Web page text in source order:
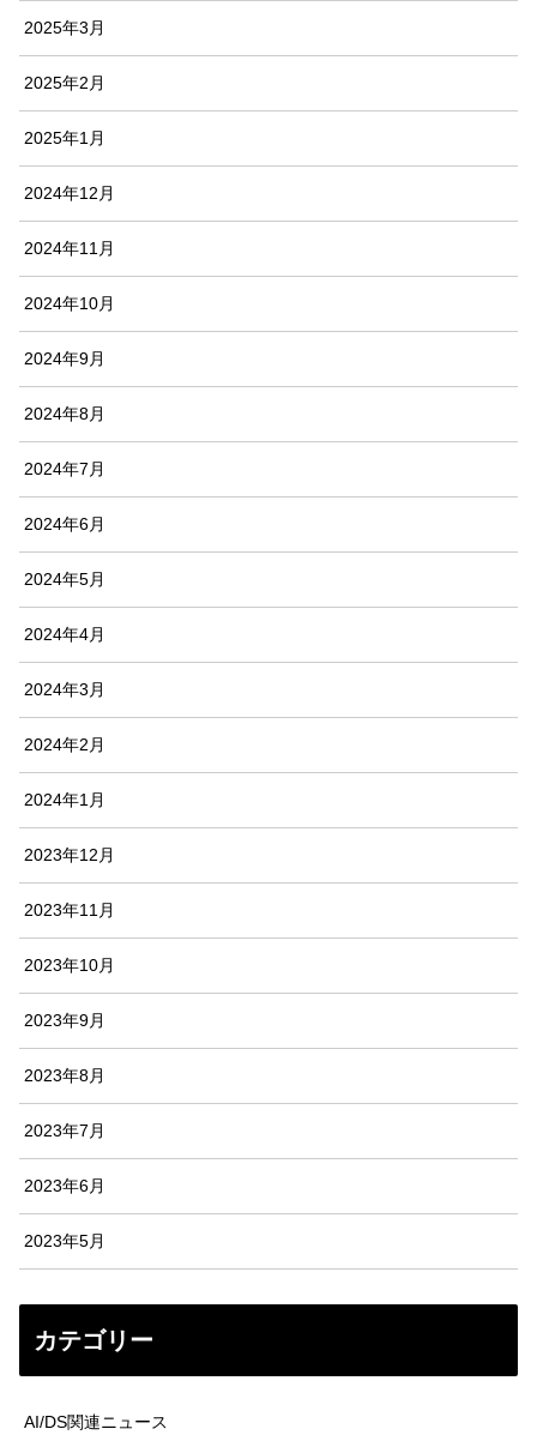
2025年3月
2025年2月
2025年1月
2024年12月
2024年11月
2024年10月
2024年9月
2024年8月
2024年7月
2024年6月
2024年5月
2024年4月
2024年3月
2024年2月
2024年1月
2023年12月
2023年11月
2023年10月
2023年9月
2023年8月
2023年7月
2023年6月
2023年5月
カテゴリー
AI/DS関連ニュース